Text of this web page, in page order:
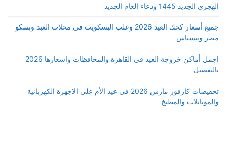
الهجري الجديد 1445 ودعاء العام الجديد
جميع أسعار كحك العيد 2026 وعلب البسكويت في محلات العبد وبسكو
مصر وتيسباس
اجمل أماكن خروجة العيد في القاهرة والمحافظات واسعارها 2026
بالتفصيل
تخفيضات كارفور مارس 2026 في عيد الأم علي الاجهزة الكهربائية
والموبايلات والمطبخ